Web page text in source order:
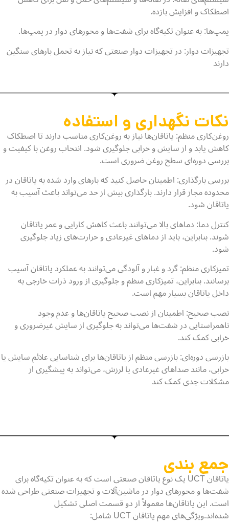
اصطکاک و افزایش بازده.
پمپ‌ها: به عنوان تکیه‌گاه برای شفت‌ها و محورهای دوار در پمپ‌ها.
تجهیزات دوار: در تجهیزات دوار صنعتی که نیاز به تحمل بارهای سنگین
دارند
نکات نگهداری و استفاده
روغن‌کاری منظم: یاتاقان‌ها نیاز به روغن‌کاری مناسب دارند تا اصطکاک
کاهش یابد و از سایش و خرابی جلوگیری شود. انتخاب روغن با کیفیت و
بررسی دوره‌ای سطح روغن ضروری است.
بررسی بارگذاری: اطمینان حاصل کنید که بارهای وارد شده به یاتاقان در
محدوده مجاز قرار دارند. بارگذاری بیش از حد می‌تواند باعث آسیب به
یاتاقان شود.
کنترل دما: دماهای بالا می‌توانند باعث کاهش کارایی و عمر یاتاقان
شوند. بنابراین، باید از دماهای غیرعادی و حرارت‌های زیاد جلوگیری
شود.
تمیزکاری منظم: گرد و غبار و آلودگی می‌توانند به عملکرد یاتاقان آسیب
برسانند. بنابراین، تمیزکاری منظم و جلوگیری از ورود ذرات خارجی به
داخل یاتاقان بسیار مهم است.
نصب صحیح: اطمینان از نصب صحیح یاتاقان‌ها و عدم وجود
ناهمراستایی در شفت‌ها می‌تواند به جلوگیری از سایش غیرضروری و
خرابی کمک کند.
بازرسی دوره‌ای: بازرسی منظم از یاتاقان‌ها برای شناسایی علائم سایش یا
خرابی، مانند صداهای غیرعادی یا لرزش، می‌تواند به پیشگیری از
مشکلات جدی کمک کند
جمع بندی
یاتاقان UCT یک نوع یاتاقان صنعتی است که به عنوان تکیه‌گاه برای
شفت‌ها و محورهای دوار در ماشین‌آلات و تجهیزات صنعتی طراحی شده
است. این یاتاقان‌ها معمولاً از دو قسمت اصلی تشکیل
شده‌اند.ویژگی‌های مهم یاتاقان UCT شامل: